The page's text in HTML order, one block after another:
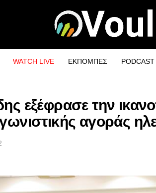
WATCH LIVE ΕΚΠΟΜΠΕΣ
εξέφρασε την
αγοράς